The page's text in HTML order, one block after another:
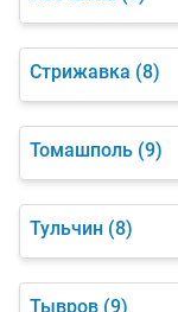
Стрижавка (8)
Томашполь (9)
Тульчин (8)
Тывров (9)